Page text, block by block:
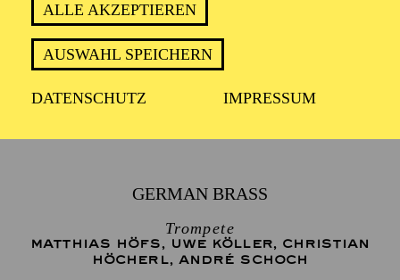
ALLE AKZEPTIEREN
AUSWAHL SPEICHERN
DATENSCHUTZ IMPRESSUM
Montag 21. Dezember 2026
GERMAN BRASS
Trompete
MATTHIAS HÖFS, UWE KÖLLER, CHRISTIAN
HÖCHERL, ANDRÉ SCHOCH